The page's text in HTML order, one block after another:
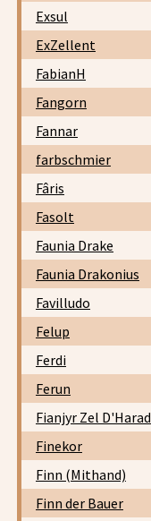
Exsul
ExZellent
FabianH
Fangorn
Fannar
farbschmier
Fâris
Fasolt
Faunia Drake
Faunia Drakonius
Favilludo
Felup
Ferdi
Ferun
Fianjyr Zel D'Harad
Finekor
Finn (Mithand)
Finn der Bauer